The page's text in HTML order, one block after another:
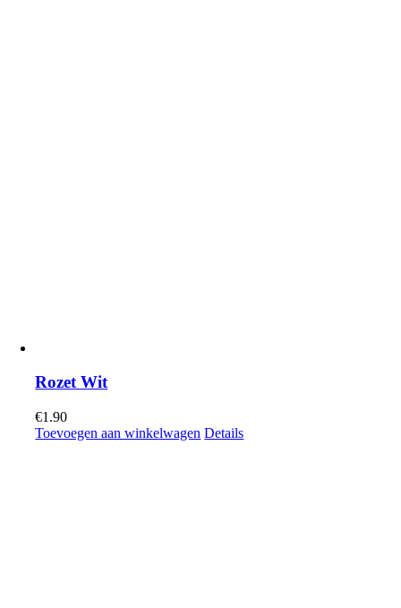
Rozet Wit
€1.90
Toevoegen aan winkelwagen Details